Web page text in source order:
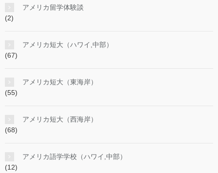
アメリカ留学体験談
(2)
アメリカ短大（ハワイ,中部）
(67)
アメリカ短大（東海岸）
(55)
アメリカ短大（西海岸）
(68)
アメリカ語学学校（ハワイ,中部）
(12)